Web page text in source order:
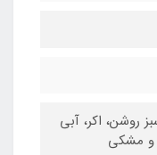
روشن، اکر، آبی
و مشکی